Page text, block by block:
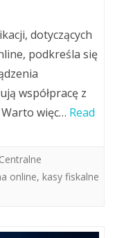
dotyczących
podkreśla się
współpracę z
więc… Read
Centralne
online, kasy fiskalne